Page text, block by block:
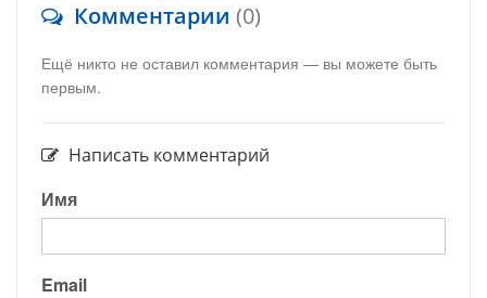
Комментарии (0)
Ещё никто не оставил комментария — вы можете быть
первым.
Написать комментарий
Имя
Email